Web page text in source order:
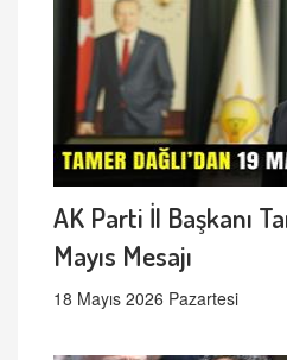
AK Parti İl Başkanı
Mayıs Mesajı
18 Mayıs 2026 Pazartesi